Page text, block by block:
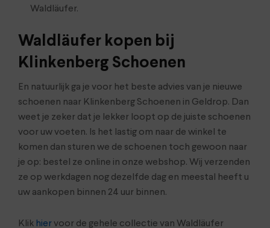
Waldläufer.
Waldläufer kopen bij
Klinkenberg Schoenen
En natuurlijk ga je voor het beste advies van je nieuwe
schoenen naar Klinkenberg Schoenen in Geldrop. Dan
weet je zeker dat je lekker loopt op de juiste schoenen
voor uw voeten. Is het lastig om naar de winkel te
komen dan sturen we de schoenen toch gewoon naar
je op: bestel ze online in onze webshop. Wij verzenden
ze op werkdagen nog dezelfde dag en meestal heeft u
uw aankopen binnen 24 uur binnen.
Klik hiervoor de gehele collectie van Waldläufer